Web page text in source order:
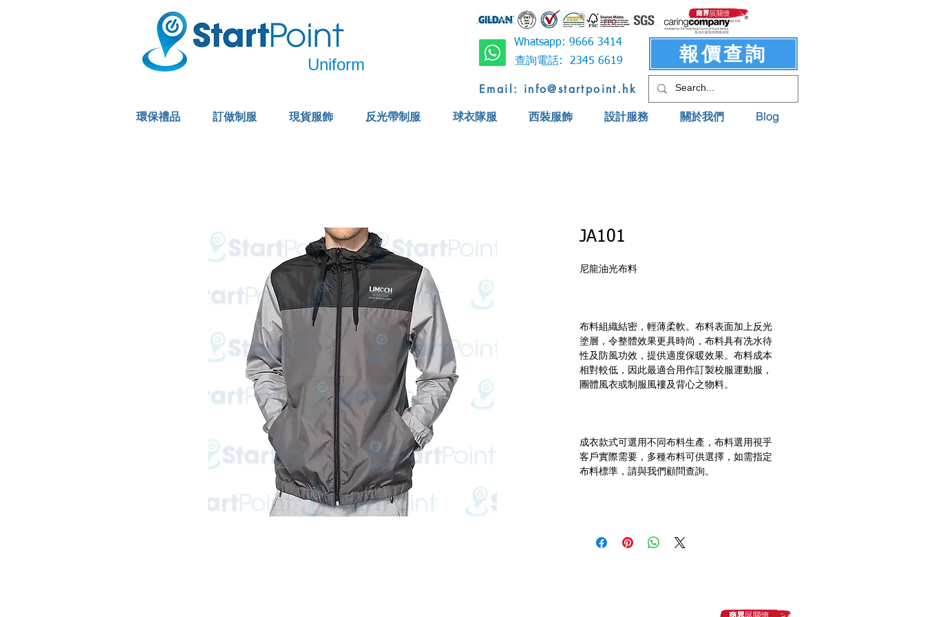
Whatsapp: 9666 3414
環保禮品 訂做制服 現貨服飾 反光帶制服 球衣隊服 西裝服飾 設計服務 關於我們 Blog
Uniform
Email: info@startpoint.hk
查詢電話: 2345 6619 報價查詢
JA101
布料組織結密，輕薄柔軟。布料表面加上反光
塗層，令整體效果更具時尚，布料具有冼水待
性及防風功效，提供適度保暖效果。布料成本
相對較低，因此最適合用作訂製校服運動服，
成衣款式可選用不同布料生產，布料選用視乎
客戶實際需要，多種布料可供選擇，如需指定